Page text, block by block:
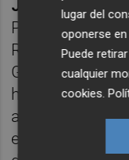
Juan José
Pública de
Residuales
Generalitat.
hasta 2010.
actualmente ha
empresa que
lugar del
oponerse
Puede
cualquier
cookies .